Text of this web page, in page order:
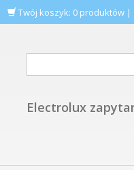
Twój koszyk: 0 produktów |
Electrolux